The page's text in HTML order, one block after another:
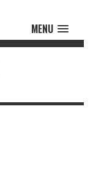
MENU